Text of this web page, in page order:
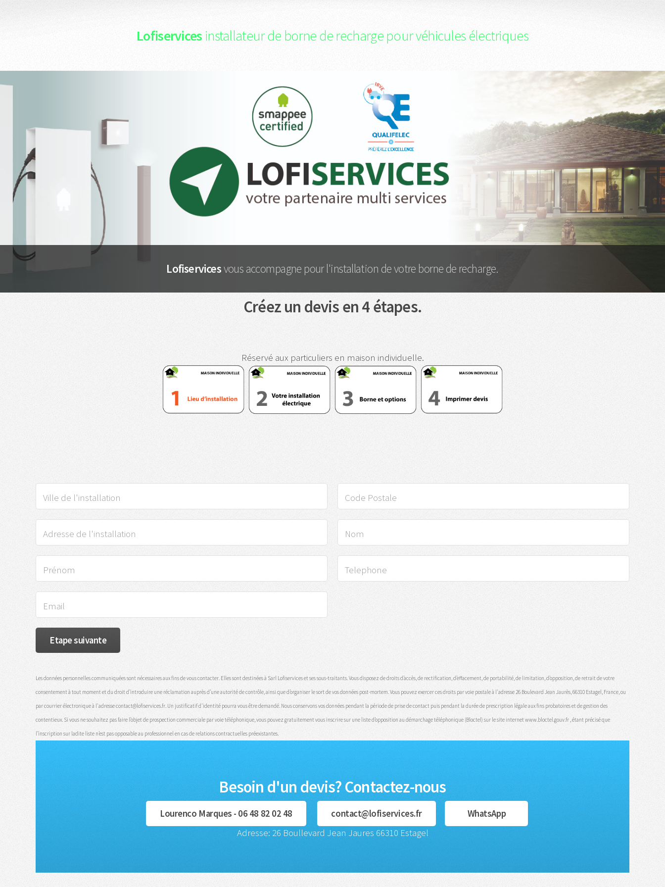
Lofiservices installateur de borne de recharge pour véhicules électriques
Lofiservicesvous accompagne pour l'installation de votre borne de recharge.
Créez un devis en 4 étapes.
Réservé aux particuliers en maison individuelle.
Les données personnelles communiquées sont nécessaires aux fins de vous contacter. Elles sont destinées à Sarl Lofiservices et ses sous-traitants. Vous disposez de droits d’accès, de rectification, d’effacement, de portabilité, de limitation, d’opposition, de retrait de votre
consentement à tout moment et du droit d’introduire une réclamation auprès d’une autorité de contrôle, ainsi que d’organiser le sort de vos données post-mortem. Vous pouvez exercer ces droits par voie postale à l'adresse 26 Boulevard Jean Jaurès, 66310 Estagel, France, ou
par courrier électronique à l'adresse contact@lofiservices.fr. Un justificatif d'identité pourra vous être demandé. Nous conservons vos données pendant la période de prise de contact puis pendant la durée de prescription légale aux fins probatoires et de gestion des
contentieux. Si vous ne souhaitez pas faire l’objet de prospection commerciale par voie téléphonique, vous pouvez gratuitement vous inscrire sur une liste d’opposition au démarchage téléphonique (Bloctel) sur le site internet www.bloctel.gouv.fr , étant précisé que
l’inscription sur ladite liste n’est pas opposable au professionnel en cas de relations contractuelles préexistantes.
Besoin d'un devis? Contactez-nous
Lourenco Marques - 06 48 82 02 48 contact@lofiservices.fr
WhatsApp
Adresse: 26 Boullevard Jean Jaures 66310 Estagel